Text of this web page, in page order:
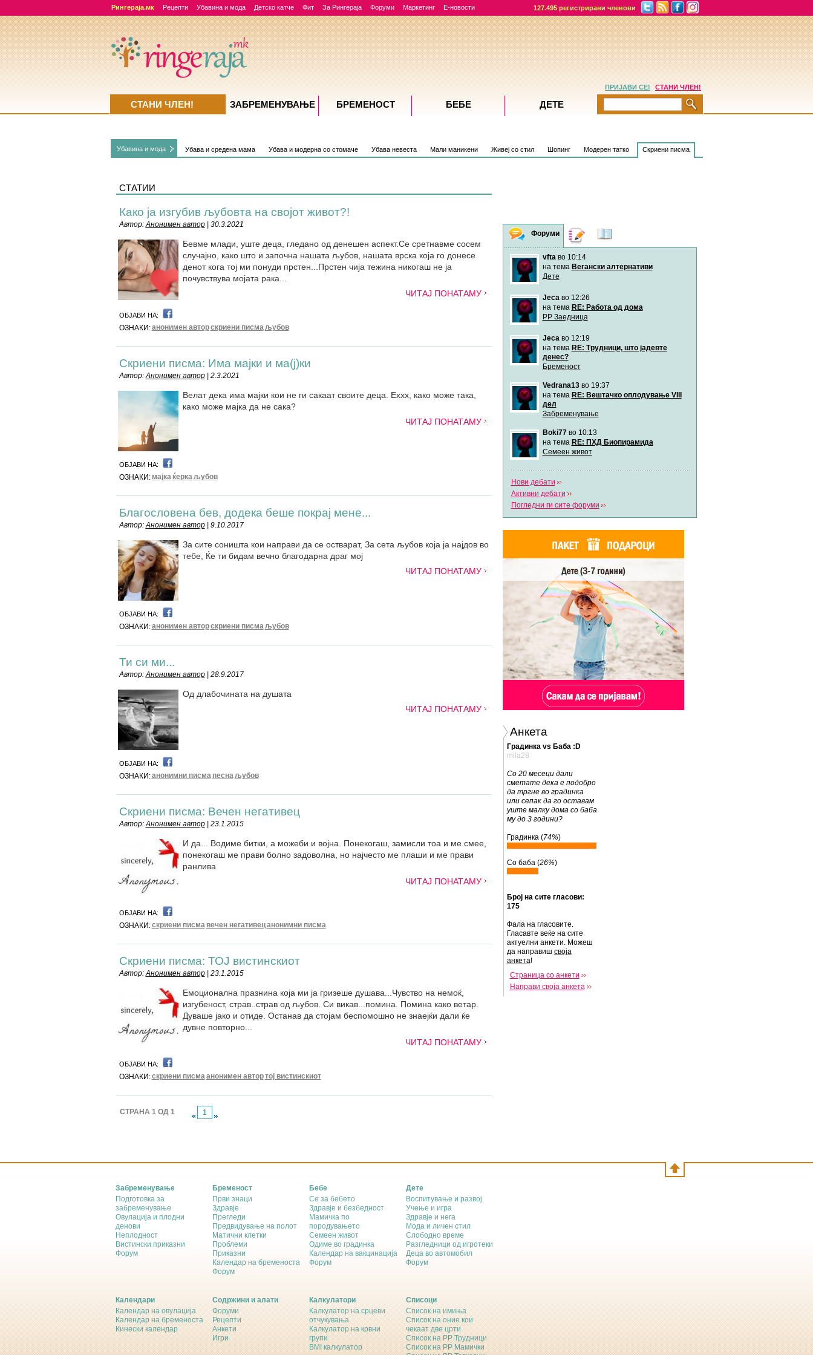
Рингераја.мк Рецепти Убавина и мода Детско катче Фит За Рингераја Форуми Маркетинг Е-новости 127.495 регистрирани членови
Убавина и мода Убава и средена мама Убава и модерна со стомаче Убава невеста Мали маникени Живеј со стил Шопинг Модерен татко Скриени писма
СТАТИИ
Како ја изгубив љубовта на својот живот?!
Автор:Анонимен автор| 30.3.2021
Бевме млади, уште деца, гледано од денешен аспект.Се сретнавме сосем
случајно, како што и започна нашата љубов, нашата врска која го донесе
денот кога тој ми понуди прстен...Прстен чија тежина никогаш не ја
почувствува мојата рака...
ЧИТАЈ ПОНАТАМУ
ОБЈАВИ НА:
ОЗНАКИ:анонимен авторскриени писмаљубов
Скриени писма: Има мајки и ма(ј)ки
Автор:Анонимен автор| 2.3.2021
Велат дека има мајки кои не ги сакаат своите деца. Еххх, како може така,
како може мајка да не сака?
ЧИТАЈ ПОНАТАМУ
ОБЈАВИ НА:
ОЗНАКИ: мајка ќеркаљубов
Благословена бев, додека беше покрај мене...
Автор:Анонимен автор| 9.10.2017
За сите соништа кои направи да се остварат, За сета љубов која ја најдов во
тебе, Ќе ти бидам вечно благодарна драг мој
ЧИТАЈ ПОНАТАМУ
ОБЈАВИ НА:
ОЗНАКИ:анонимен авторскриени писмаљубов
Ти си ми...
Автор:Анонимен автор| 28.9.2017
Од длабочината на душата
ЧИТАЈ ПОНАТАМУ
ОБЈАВИ НА:
ОЗНАКИ:анонимни писма песнаљубов
Скриени писма: Вечен негативец
Автор:Анонимен автор| 23.1.2015
И да... Водиме битки, а можеби и војна. Понекогаш, замисли тоа и ме смее,
понекогаш ме прави болно задоволна, но најчесто ме плаши и ме прави
ранлива
ЧИТАЈ ПОНАТАМУ
ОБЈАВИ НА:
ОЗНАКИ:скриени писма вечен негативецанонимни писма
Скриени писма: ТОЈ вистинскиот
Автор:Анонимен автор| 23.1.2015
Емоционална празнина која ми ја гризеше душава...Чувство на немоќ,
изгубеност, страв..страв од љубов. Си викав...помина. Помина како ветар.
Дуваше јако и отиде. Останав да стојам беспомошно не знаејќи дали ќе
дувне повторно...
ЧИТАЈ ПОНАТАМУ
ОБЈАВИ НА:
ОЗНАКИ:скриени писмаанонимен автортој вистинскиот
СТРАНА 1 ОД 1 1
Форуми Дневници
vftaво 10:14
на тема Вегански алтернативи
Дете
Jecaво 12:26
на тема RE: Работа од дома
РР Заедница
Jecaво 12:19
на тема RE: Трудници, што јадевте
денес?
Бременост
Vedrana13во 19:37
на тема RE: Вештачко оплодување VIII
дел
Забременување
Boki77во 10:13
на тема RE: ПХД Биопирамида
Семеен живот
Нови дебати
Активни дебати
Погледни ги сите форуми
Анкета
Градинка vs Баба :D
mila28
Со 20 месеци дали
сметате дека е подобро
да тргне во градинка
или сепак да го оставам
уште малку дома со баба
му до 3 години?
Градинка (74%)
Со баба (26%)
Број на сите гласови:
175
Фала на гласовите.
Гласавте веќе на сите
актуелни анкети. Можеш
да направиш своја
анкета!
Страница со анкети
Направи своја анкета
ПРИЈАВИ СЕ! СТАНИ ЧЛЕН!
СТАНИ ЧЛЕН! ЗАБРЕМЕНУВАЊE БРЕМЕНОСТ БЕБЕ ДЕТЕ
Забременување
Подготовка за
забременување
Овулација и плодни
денови
Неплодност
Вистински приказни
Форум
Бременост
Први знаци
Здравје
Прегледи
Предвидување на полот
Матични клетки
Проблеми
Приказни
Календар на бременоста
Форум
Бебе
Се за бебето
Здравје и безбедност
Мамичка по
породувањето
Семеен живот
Одиме во градинка
Календар на вакцинација
Форум
Дете
Воспитување и развој
Учење и игра
Здравје и нега
Мода и личен стил
Слободно време
Разгледници од игротеки
Деца во автомобил
Форум
Календари
Календар на овулација
Календар на бременоста
Кинески календар
Содржини и алати
Форуми
Рецепти
Анкети
Игри
Калкулатори
Калкулатор на срцеви
отчукувања
Калкулатор на крвни
групи
BMI калкулатор
Списоци
Список на имиња
Список на оние кои
чекаат две црти
Список на РР Трудници
Список на РР Мамички